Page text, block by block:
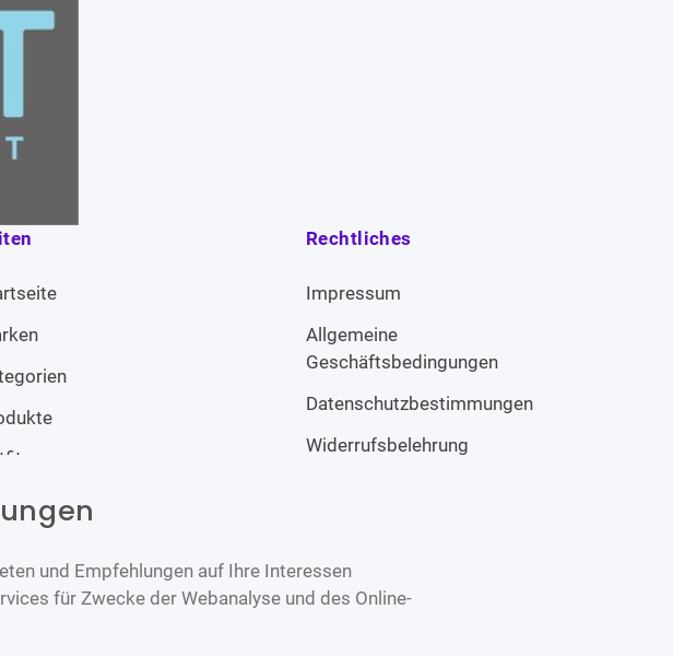
Rechtliches
Impressum
Allgemeine
Geschäftsbedingungen
Datenschutzbestimmungen
Widerrufsbelehrung
und Empfehlungen auf Ihre Interessen
für Zwecke der Webanalyse und des Online-